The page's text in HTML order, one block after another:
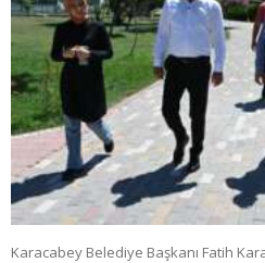
Karacabey Belediye Başkanı Fatih